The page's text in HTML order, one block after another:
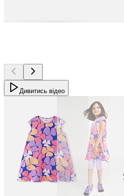
Дивитись відео